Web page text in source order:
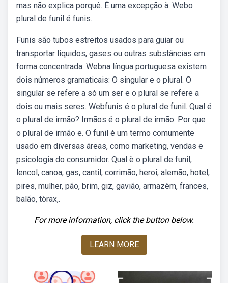
mas não explica porquê. É uma excepção à. Webo
plural de funil é funis.
Funis são tubos estreitos usados para guiar ou
transportar líquidos, gases ou outras substâncias em
forma concentrada. Webna língua portuguesa existem
dois números gramaticais: O singular e o plural. O
singular se refere a só um ser e o plural se refere a
dois ou mais seres. Webfunis é o plural de funil. Qual é
o plural de irmão? Irmãos é o plural de irmão. Por que
o plural de irmão e. O funil é um termo comumente
usado em diversas áreas, como marketing, vendas e
psicologia do consumidor. Qual è o plural de funil,
lencol, canoa, gas, cantil, corrimão, heroi, alemão, hotel,
pires, mulher, pão, brim, giz, gavião, armazèm, frances,
balão, tòrax,.
For more information, click the button below.
LEARN MORE